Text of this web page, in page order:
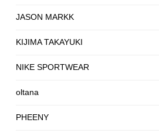
JASON MARKK
KIJIMA TAKAYUKI
NIKE SPORTWEAR
oltana
PHEENY